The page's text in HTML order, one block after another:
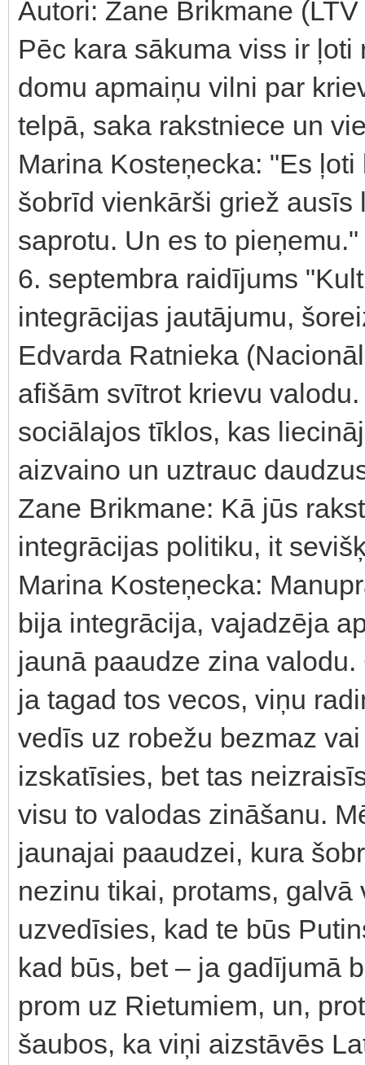
Autori: Zane Brikmane
Pēc kara sākuma viss ir
domu apmaiņu vilni par
telpā, saka rakstniece un
Marina Kosteņecka: "Es
šobrīd vienkārši griež
saprotu. Un es to pieņemu."
6. septembra raidījums
integrācijas jautājumu,
Edvarda Ratnieka
afišām svītrot krievu
sociālajos tīklos, kas
aizvaino un uztrauc
Zane Brikmane: Kā jūs
integrācijas politiku, it
Marina Kosteņecka:
bija integrācija, vajadzēja
jaunā paaudze zina
ja tagad tos vecos, viņu
vedīs uz robežu bezmaz
izskatīsies, bet tas
visu to valodas zināšanu.
jaunajai paaudzei, kura
nezinu tikai, protams,
uzvedīsies, kad te būs
kad būs, bet – ja gadījumā
prom uz Rietumiem, un,
šaubos, ka viņi aizstāvēs